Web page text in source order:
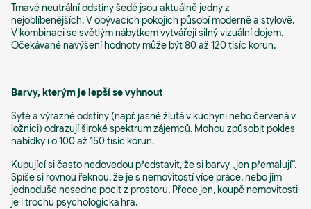
Tmavé neutrální odstíny šedé jsou aktuálně jedny z
nejoblíbenějších. V obývacích pokojích působí moderně a stylově.
V kombinaci se světlým nábytkem vytvářejí silný vizuální dojem.
Očekávané navýšení hodnoty může být 80 až 120 tisíc korun.
Barvy, kterým je lepší se vyhnout
Syté a výrazné odstíny (např. jasně žlutá v kuchyni nebo červená v
ložnici) odrazují široké spektrum zájemců. Mohou způsobit pokles
nabídky i o 100 až 150 tisíc korun.
Kupující si často nedovedou představit, že si barvy „jen přemalují“.
Spíše si rovnou řeknou, že je s nemovitostí více práce, nebo jim
jednoduše nesedne pocit z prostoru. Přece jen, koupě nemovitosti
je i trochu psychologická hra.